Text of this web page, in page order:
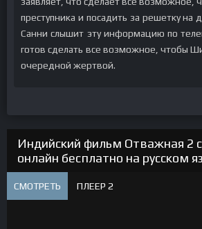
преступника и посадить за решетку на
Санни слышит эту информацию по
готов сделать все возможное, чтобы
очередной жертвой.
Индийский фильм Отважная 2
онлайн бесплатно на русском
СМОТРЕТЬ ПЛЕЕР 2